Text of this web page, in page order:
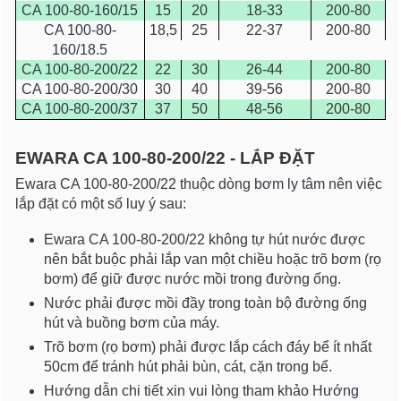
CA 100-80-160/15
15 20 18-33
200-80
CA 100-80-
160/18.5
18,5 25 22-37 200-80
CA 100-80-200/22 22 30 26-44
200-80
CA 100-80-200/30
30 40 39-56
200-80
CA 100-80-200/37
37 50 48-56 200-80
EWARA CA 100-80-200/22 - LẮP ĐẶT
Ewara CA 100-80-200/22 thuộc dòng bơm ly tâm nên việc
lắp đặt có một số luy ý sau:
Ewara CA 100-80-200/22 không tự hút nước được
nên bắt buộc phải lắp van một chiều hoặc trõ bơm (rọ
bơm) để giữ được nước mồi trong đường ống.
Nước phải được mồi đầy trong toàn bộ đường ống
hút và buồng bơm của máy.
Trõ bơm (rọ bơm) phải được lắp cách đáy bể ít nhất
50cm để tránh hút phải bùn, cát, cặn trong bể.
Hướng dẫn chi tiết xin vui lòng tham khảo Hướng